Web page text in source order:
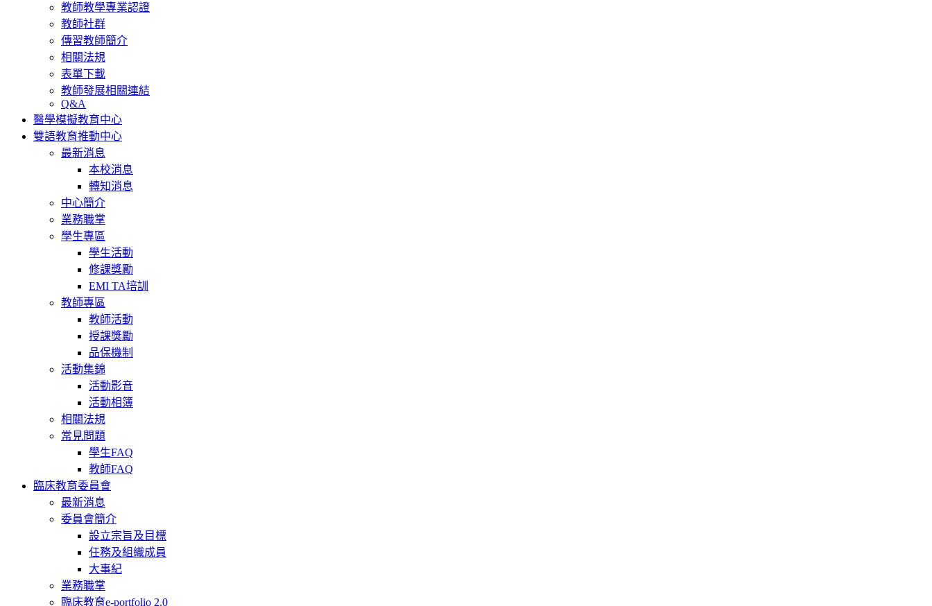
教師教學專業認證
教師社群
傳習教師簡介
相關法規
表單下載
教師發展相關連結
Q&A
醫學模擬教育中心
雙語教育推動中心
最新消息
本校消息
轉知消息
中心簡介
業務職掌
學生專區
學生活動
修課獎勵
EMI TA培訓
教師專區
教師活動
授課獎勵
品保機制
活動集錦
活動影音
活動相簿
相關法規
常見問題
學生FAQ
教師FAQ
臨床教育委員會
最新消息
委員會簡介
設立宗旨及目標
任務及組織成員
大事紀
業務職掌
臨床教育e-portfolio 2.0